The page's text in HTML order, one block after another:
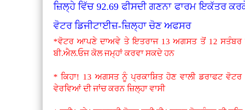
ਜ਼ਿਲ੍ਹੇ ਵਿੱਚ 92.69 ਫੀਸਦੀ ਗਣਨਾ ਫਾਰਮ ਇਕੱਤਰ
ਵੋਟਰ ਡਿਜੀਟਾਈਜ਼-ਜ਼ਿਲ੍ਹਾ ਚੋਣ ਅਫਸਰ
*ਵੋਟਰ ਆਪਣੇ ਦਾਅਵੇ ਤੇ ਇਤਰਾਜ 13 ਅਗਸਤ ਤੋਂ 12
ਬੀ.ਐਲ.ਓਜ ਕੋਲ ਜਮ੍ਹਾਂ ਕਰਵਾ ਸਕਦੇ ਹਨ
* ਕਿਹਾ! 13 ਅਗਸਤ ਨੂੰ ਪ੍ਰਕਾਸ਼ਿਤ ਹੋਣ ਵਾਲੀ ਡਰਾਫਟ
ਵੇਰਵਿਆਂ ਦੀ ਜਾਂਚ ਕਰਨ ਜ਼ਿਲ੍ਹਾ ਵਾਸੀ